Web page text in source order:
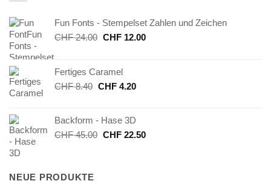
Fun Fonts - Stempelset Zahlen und Zeichen
CHF24.00 Ursprünglicher
CHF 24.00
CHF12.00Aktueller
Fertiges Caramel
CHF8.40 Ursprünglicher
CHF 8.40
CHF4.20Aktueller
CHF 4.20.
Backform - Hase 3D
CHF45.00 Ursprünglicher
CHF22.50Aktueller
NEUE PRODUKTE